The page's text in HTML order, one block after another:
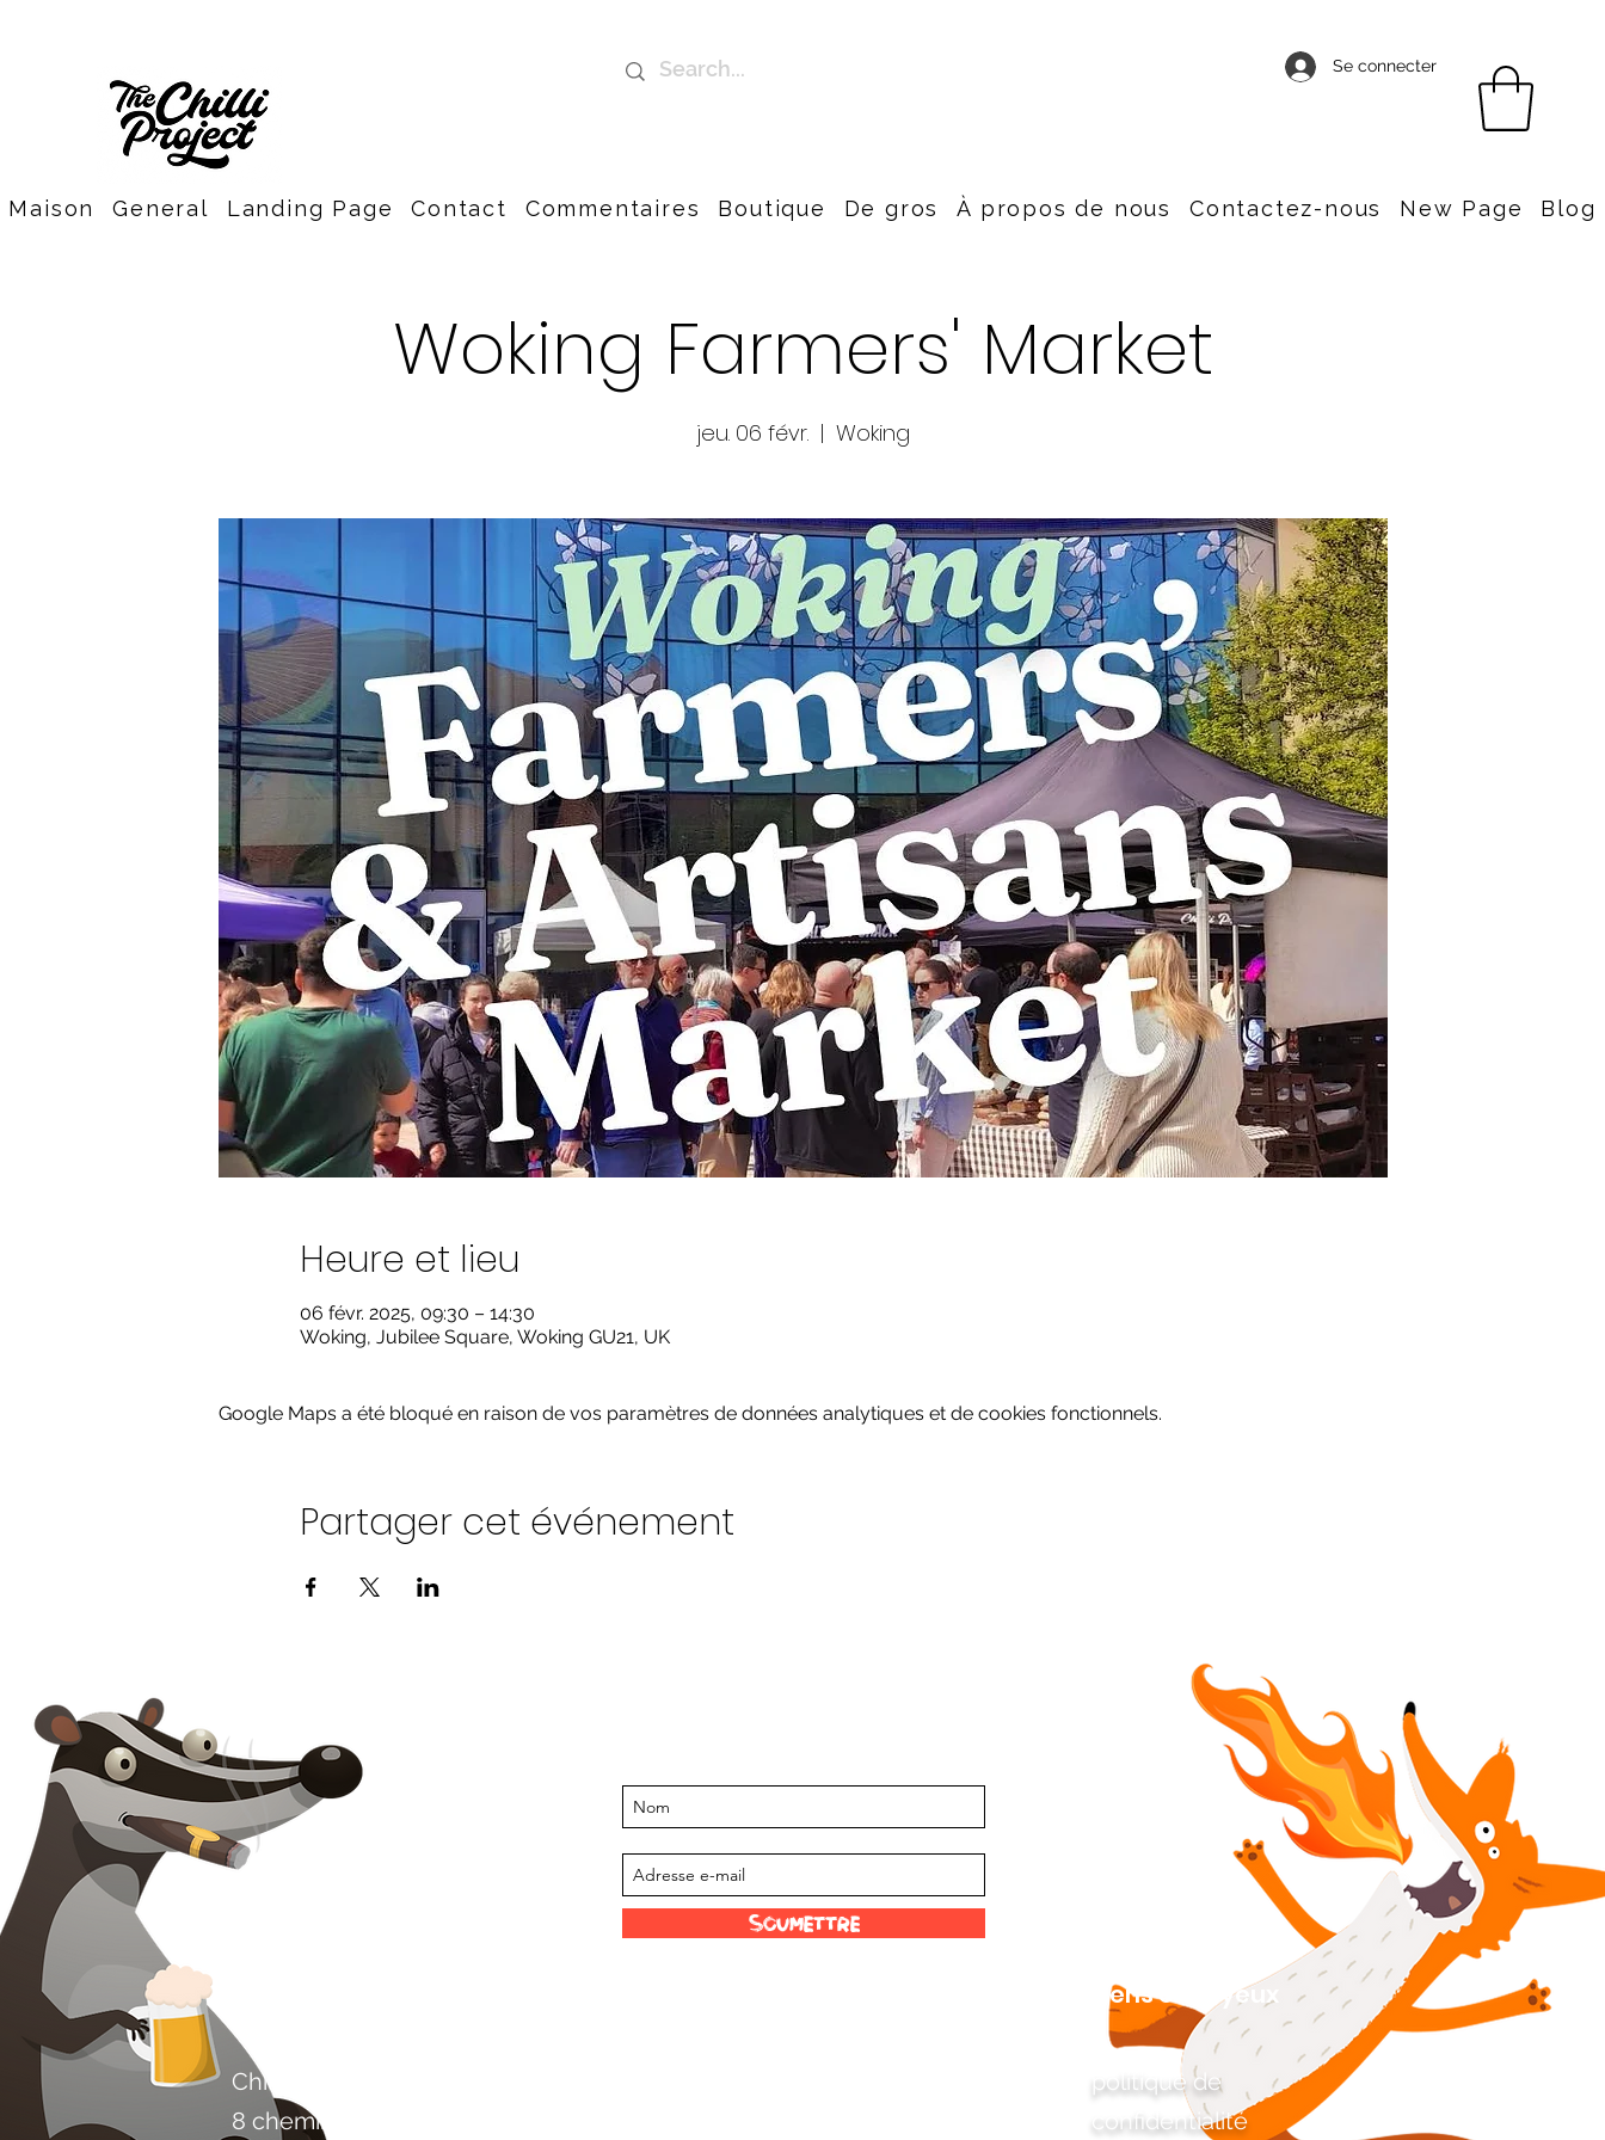
Se connecter
Maison General Landing Page Contact Commentaires Boutique De gros À propos de nous Contactez-nous New Page Blog
Woking Farmers' Market
jeu. 06 févr.
  |
Woking
Heure et lieu
06 févr. 2025, 09:30 – 14:30
Woking, Jubilee Square, Woking GU21, UK
Google Maps a été bloqué en raison de vos paramètres de données analytiques et de cookies fonctionnels.
Partager cet événement
Soumettre
Liens ennuyeux
Chili Project Artisan Foods Limited
8 chemin des peupliers
politique de
confidentialité